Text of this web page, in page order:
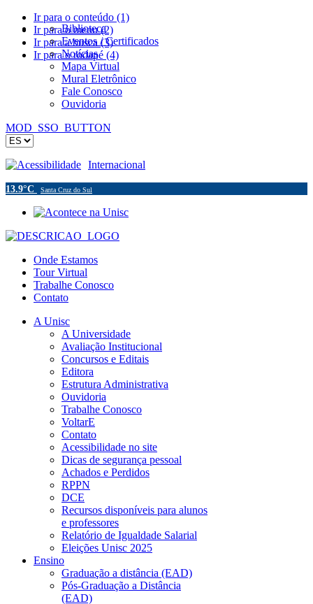
Ir para o conteúdo (1)
Ir para o menu (2)
Ir para a busca (3)
Ir para o rodapé (4)
Biblioteca
Eventos / Certificados
Notícias
Mapa Virtual
Mural Eletrônico
Fale Conosco
Ouvidoria
MOD_SSO_BUTTON
Acessibilidade Internacional
13.9°C Santa Cruz do Sul
Onde Estamos
Tour Virtual
Trabalhe Conosco
Contato
A Unisc
A Universidade
Avaliação Institucional
Concursos e Editais
Editora
Estrutura Administrativa
Ouvidoria
Trabalhe Conosco
VoltarE
Contato
Acessibilidade no site
Dicas de segurança pessoal
Achados e Perdidos
RPPN
DCE
Recursos disponíveis para alunos
e professores
Relatório de Igualdade Salarial
Eleições Unisc 2025
Ensino
Graduação a distância (EAD)
Pós-Graduação a Distância
(EAD)